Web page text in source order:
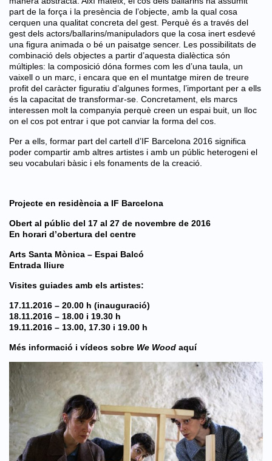
part de la força i la presència de l’objecte, amb la qual cosa
cerquen una qualitat concreta del gest. Perquè és a través del
gest dels actors/ballarins/manipuladors que la cosa inert esdevé
una figura animada o bé un paisatge sencer. Les possibilitats de
combinació dels objectes a partir d’aquesta dialèctica són
múltiples: la composició dóna formes com les d’una taula, un
vaixell o un marc, i encara que en el muntatge miren de treure
profit del caràcter figuratiu d’algunes formes, l’important per a ells
és la capacitat de transformar-se. Concretament, els marcs
interessen molt la companyia perquè creen un espai buit, un lloc
on el cos pot entrar i que pot canviar la forma del cos.
Per a ells, formar part del cartell d’IF Barcelona 2016 significa
poder compartir amb altres artistes i amb un públic heterogeni el
seu vocabulari bàsic i els fonaments de la creació.
Projecte en residència a IF Barcelona
Obert al públic del 17 al 27 de novembre de 2016
En horari d’obertura del centre
Arts Santa Mònica – Espai Balcó
Entrada lliure
Visites guiades amb els artistes:
17.11.2016 – 20.00 h (inauguració)
18.11.2016 – 18.00 i 19.30 h
19.11.2016 – 13.00, 17.30 i 19.00 h
Més informació i vídeos sobre We Wood aquí